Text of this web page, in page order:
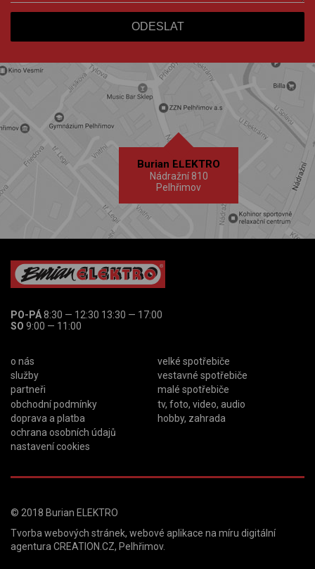
Burian ELEKTRO
Nádražní 810
Pelhřimov
PO-PÁ8:30 — 12:30 13:30 — 17:00
SO 9:00 — 11:00
o nás
služby
partneři
obchodní podmínky
doprava a platba
ochrana osobních údajů
nastavení cookies
velké spotřebiče
vestavné spotřebiče
malé spotřebiče
tv, foto, video, audio
hobby, zahrada
© 2018 Burian ELEKTRO
Tvorba webových stránek, webové aplikace na míru digitální
agentura CREATION.CZ, Pelhřimov.